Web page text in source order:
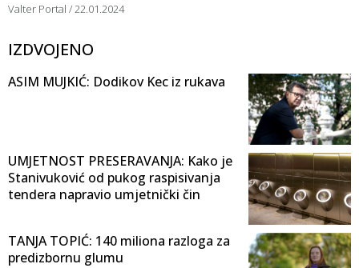
Valter Portal 22.01.2024
IZDVOJENO
ASIM MUJKIĆ: Dodikov Kec iz rukava
UMJETNOST PRESERAVANJA: Kako je
Stanivuković od pukog raspisivanja
tendera napravio umjetnički čin
TANJA TOPIĆ: 140 miliona razloga za
predizbornu glumu